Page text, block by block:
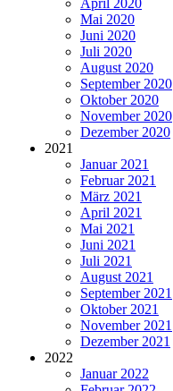
Mai 2020
Juni 2020
Juli 2020
August 2020
September 2020
Oktober 2020
November 2020
Dezember 2020
2021
Januar 2021
Februar 2021
März 2021
April 2021
Mai 2021
Juni 2021
Juli 2021
August 2021
September 2021
Oktober 2021
November 2021
Dezember 2021
2022
Januar 2022